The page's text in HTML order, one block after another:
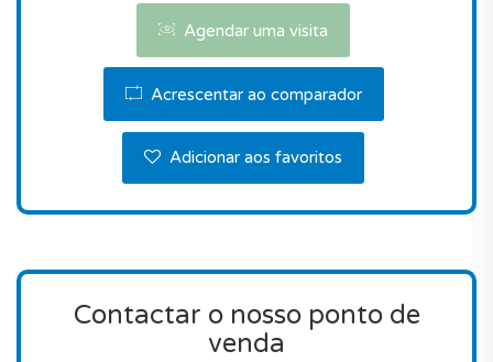
Agendar uma visita
Acrescentar ao comparador
Adicionar aos favoritos
Contactar o nosso ponto de
venda